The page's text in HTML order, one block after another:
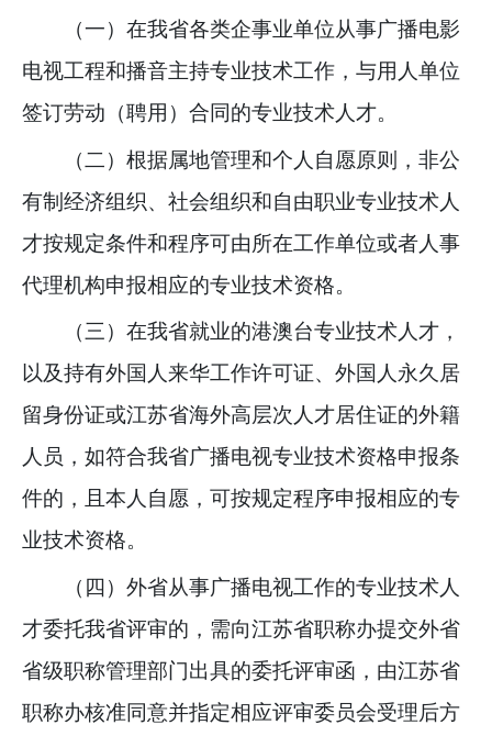
（一）在我省各类企事业单位从事广播电影
电视工程和播音主持专业技术工作，与用人单位
签订劳动（聘用）合同的专业技术人才。
（二）根据属地管理和个人自愿原则，非公
有制经济组织、社会组织和自由职业专业技术人
才按规定条件和程序可由所在工作单位或者人事
代理机构申报相应的专业技术资格。
（三）在我省就业的港澳台专业技术人才，
以及持有外国人来华工作许可证、外国人永久居
留身份证或江苏省海外高层次人才居住证的外籍
人员，如符合我省广播电视专业技术资格申报条
件的，且本人自愿，可按规定程序申报相应的专
业技术资格。
（四）外省从事广播电视工作的专业技术人
才委托我省评审的，需向江苏省职称办提交外省
省级职称管理部门出具的委托评审函，由江苏省
职称办核准同意并指定相应评审委员会受理后方